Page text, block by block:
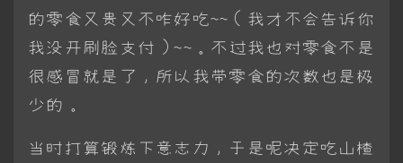
的零食又贵又不咋好吃~~（我才不会告诉你
我没开刷脸支付）~~。不过我也对零食不是
很感冒就是了，所以我带零食的次数也是极
少的。
当时打算锻炼下意志力，于是呢决定吃山楂